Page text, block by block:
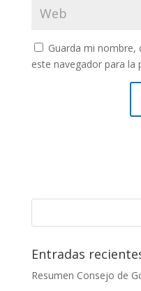
Guarda mi nombre,
este navegador para la
Entradas
Resumen Consejo de